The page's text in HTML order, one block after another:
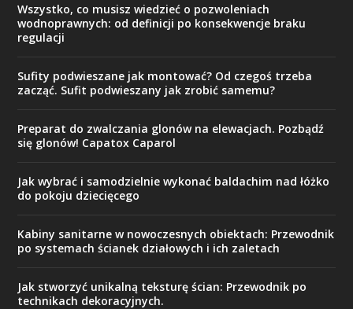
Wszystko, co musisz wiedzieć o pozwoleniach
wodnoprawnych: od definicji po konsekwencje braku
regulacji
Sufity podwieszane jak montować? Od czegoś trzeba
zacząć. Sufit podwieszany jak zrobić samemu?
Preparat do zwalczania glonów na elewacjach. Pozbądź
się glonów! Capatox Caparol
Jak wybrać i samodzielnie wykonać baldachim nad łóżko
do pokoju dziecięcego
Kabiny sanitarne w nowoczesnych obiektach: Przewodnik
po systemach ścianek działowych i ich zaletach
Jak stworzyć unikalną teksturę ścian: Przewodnik po
technikach dekoracyjnych.